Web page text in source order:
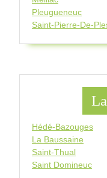
Pleugueneuc
Saint-Pierre-De-
Hédé-Bazouges
La Baussaine
Saint-Thual
Saint Domineuc